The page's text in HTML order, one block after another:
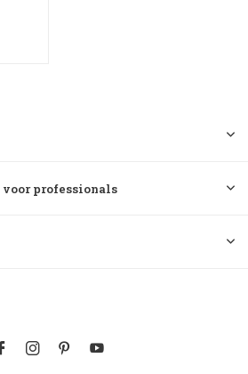
voor professionals